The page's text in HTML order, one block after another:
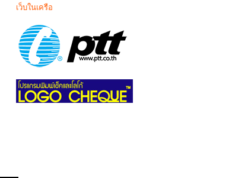
เว็บในเครือ